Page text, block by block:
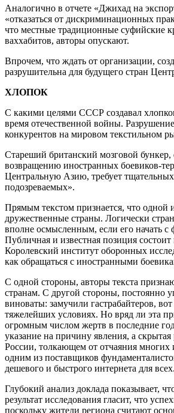
Аналогично в отчете «Джихад на
«отказаться от дискриминационных
что местные традиционные суфийские
ваххабитов, авторы опускают.
Впрочем, что ждать от организации,
разрушительна для будущего стран
ХЛОПОК
С какими целями СССР создавал
время отечественной войны.
конкурентов на мировом текстильном
Стареший британский мозговой
возвращению иностранных боевиков-
Центральную Азию, требует
подозреваемых».
Прямым текстом признается, что одной
дружественные страны. Логически
вполне осмысленным, если его начать
Публичная и известная позиция
Королевский институт оборонных
как обращаться с иностранными
С одной стороны, авторы текста
странам. С другой стороны, постоянно
виноваты: замучили гастрабайтеров,
тяжелейших условиях. Но вряд ли эта
огромным числом жертв в последние
указание на причину явления, а
России, толкающем от отчаяния многих
одним из поставщиков
дешевого и быстрого интернета для всех.
Глубокий анализ доклада показывает,
результат исследования гласит, что
поскольку жители региона считают